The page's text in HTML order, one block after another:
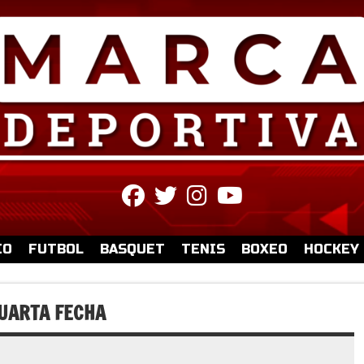
fab
fa-
facebook
fab
fa-
twitter
fab
fa-
instagram
fa-
youtube
FUTBOL BASQUET TENIS BOXEO HOCKEY
FECHA